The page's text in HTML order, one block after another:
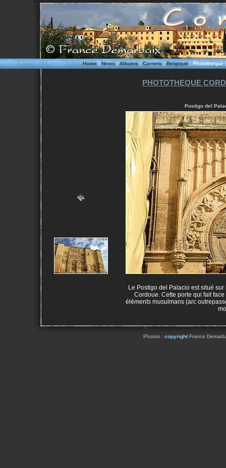
Home|News|Albums|Carnets|Belgique|Phototheque
PHOTOTHEQUE
Postigo del
Le Postigo del Palacio est situé
Cordoue. Cette porte qui fait
éléments musulmans (arc
Photos : copyrightFrance